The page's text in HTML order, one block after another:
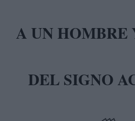
A UN HOMBRE
DEL SIGNO